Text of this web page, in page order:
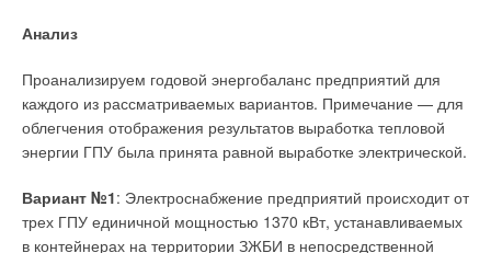
Анализ
Проанализируем годовой энергобаланс предприятий для
каждого из рассматриваемых вариантов. Примечание — для
облегчения отображения результатов выработка тепловой
энергии ГПУ была принята равной выработке электрической.
Вариант №1: Электроснабжение предприятий происходит от
трех ГПУ единичной мощностью 1370 кВт, устанавливаемых
в контейнерах на территории ЗЖБИ в непосредственной
температуры воздуха является не роскошью, а
бытовой прибор, в процессе работы он сильно шумит.
Системы кондиционирования воздуха максимально
приближены к человеку, находятся рядом с ним во время его
работы и отдыха, поэтому известное всем гудение
проблемой.
Все современные модели кондиционеров, предназначенные